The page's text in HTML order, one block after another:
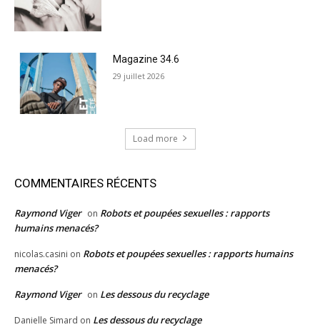
Magazine 34.6
29 juillet 2026
Load more
COMMENTAIRES RÉCENTS
Raymond Viger on Robots et poupées sexuelles : rapports
humains menacés?
nicolas.casini on Robots et poupées sexuelles : rapports humains
menacés?
Raymond Viger on Les dessous du recyclage
Danielle Simard on Les dessous du recyclage